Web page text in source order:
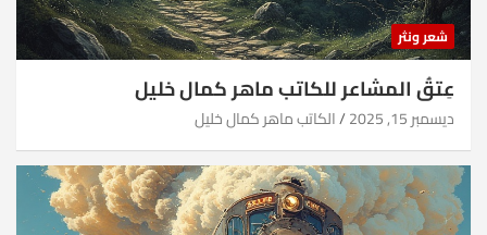
شعر ونثر
عِتقُ المشاعر للكاتب ماهر كمال خليل
ديسمبر 15, 2025 الكاتب ماهر كمال خليل